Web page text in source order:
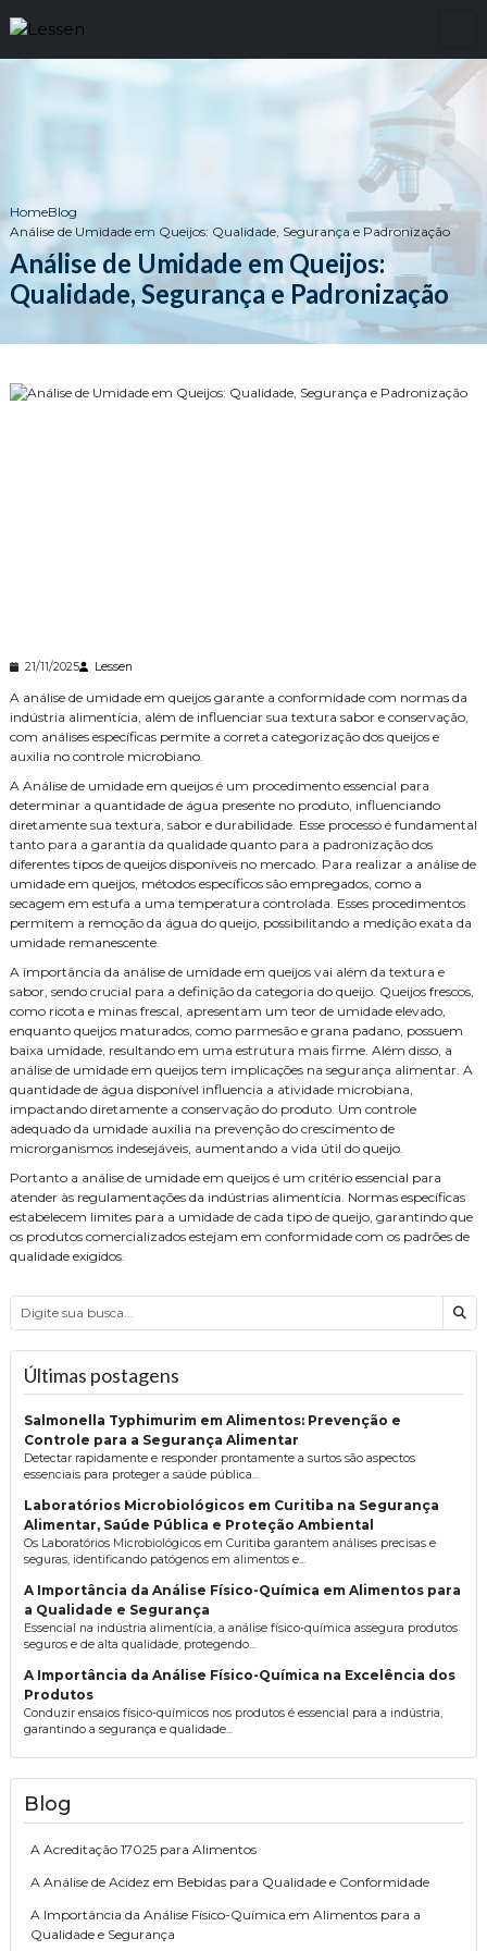
HomeBlog
Análise de Umidade em Queijos: Qualidade, Segurança e Padronização
Análise de Umidade em Queijos:
Qualidade, Segurança e Padronização
21/11/2025 Lessen
A análise de umidade em queijos garante a conformidade com normas da
indústria alimentícia, além de influenciar sua textura sabor e conservação,
com análises específicas permite a correta categorização dos queijos e
auxilia no controle microbiano.
A Análise de umidade em queijos é um procedimento essencial para
determinar a quantidade de água presente no produto, influenciando
diretamente sua textura, sabor e durabilidade. Esse processo é fundamental
tanto para a garantia da qualidade quanto para a padronização dos
diferentes tipos de queijos disponíveis no mercado. Para realizar a análise de
umidade em queijos, métodos específicos são empregados, como a
secagem em estufa a uma temperatura controlada. Esses procedimentos
permitem a remoção da água do queijo, possibilitando a medição exata da
umidade remanescente.
A importância da análise de umidade em queijos vai além da textura e
sabor, sendo crucial para a definição da categoria do queijo. Queijos frescos,
como ricota e minas frescal, apresentam um teor de umidade elevado,
enquanto queijos maturados, como parmesão e grana padano, possuem
baixa umidade, resultando em uma estrutura mais firme. Além disso, a
análise de umidade em queijos tem implicações na segurança alimentar. A
quantidade de água disponível influencia a atividade microbiana,
impactando diretamente a conservação do produto. Um controle
adequado da umidade auxilia na prevenção do crescimento de
microrganismos indesejáveis, aumentando a vida útil do queijo.
Portanto a análise de umidade em queijos é um critério essencial para
atender às regulamentações da indústrias alimentícia. Normas específicas
estabelecem limites para a umidade de cada tipo de queijo, garantindo que
os produtos comercializados estejam em conformidade com os padrões de
qualidade exigidos.
Últimas postagens
Salmonella Typhimurim em Alimentos: Prevenção e
Controle para a Segurança Alimentar
Detectar rapidamente e responder prontamente a surtos são aspectos
essenciais para proteger a saúde pública...
Laboratórios Microbiológicos em Curitiba na Segurança
Alimentar, Saúde Pública e Proteção Ambiental
Os Laboratórios Microbiológicos em Curitiba garantem análises precisas e
seguras, identificando patógenos em alimentos e...
A Importância da Análise Físico-Química em Alimentos para
a Qualidade e Segurança
Essencial na indústria alimentícia, a análise físico-química assegura produtos
seguros e de alta qualidade, protegendo...
A Importância da Análise Físico-Química na Excelência dos
Produtos
Conduzir ensaios físico-químicos nos produtos é essencial para a indústria,
garantindo a segurança e qualidade...
Blog
A Acreditação 17025 para Alimentos
A Análise de Acidez em Bebidas para Qualidade e Conformidade
A Importância da Análise Físico-Química em Alimentos para a
Qualidade e Segurança